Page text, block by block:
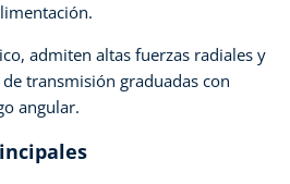
admiten altas fuerzas radiales y
transmisión graduadas con
angular.